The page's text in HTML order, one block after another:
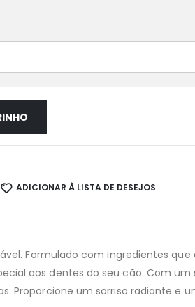
ADICIONAR À LISTA DE DESEJOS
Formulado com ingredientes
aos dentes do seu cão. Com um
Proporcione um sorriso radiante e